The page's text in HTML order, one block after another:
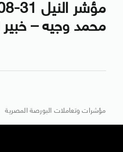
محمد وجيه –
مؤشرات وتعاملات البورصة المصرية